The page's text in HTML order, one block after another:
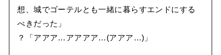
想、城でゴーテルとも一緒に暮らすエンドにする
べきだった」
？「アアア…アアアア…(アアア…)」